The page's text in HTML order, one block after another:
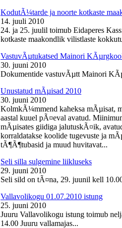
KodutÃ¼tarde ja noorte kotkaste
14. juuli 2010
24. ja 25. juulil toimub Eidaperes
kotkaste maakondlik vilistlaste
VastuvÃµtukatsed Mainori
30. juuni 2010
Dokumentide vastuvÃµtt Mainori
Unustatud mÃµisad 2010
30. juuni 2010
KolmkÃ¼mmend kaheksa mÃµisat,
aastal kuuel pÃ¤eval avatud.
mÃµisates giidiga jalutuskÃ¤ik,
korraldatakse koolide tugevuste ja
tÃ¶Ã¶tubasid ja muud huvitavat...
Seli silla sulgemine liikluseks
29. juuni 2010
Seli sild on tÃ¤na, 29. juunil kell
Vallavolikogu 01.07.2010 istung
25. juuni 2010
Juuru Vallavolikogu istung toimub
14.00 Juuru vallamajas...